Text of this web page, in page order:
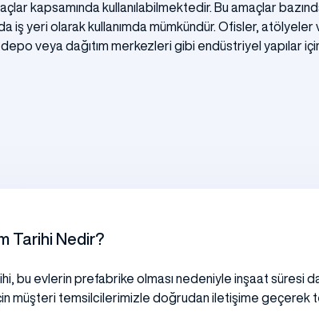
kapsamında kullanılabilmektedir. Bu amaçlar
iş yeri olarak kullanımda mümkündür. Ofisler,
depo veya dağıtım merkezleri gibi endüstriyel yapılar
Tarihi Nedir?
bu evlerin prefabrike olması nedeniyle inşaat süresi
müşteri temsilcilerimizle doğrudan iletişime geçerek